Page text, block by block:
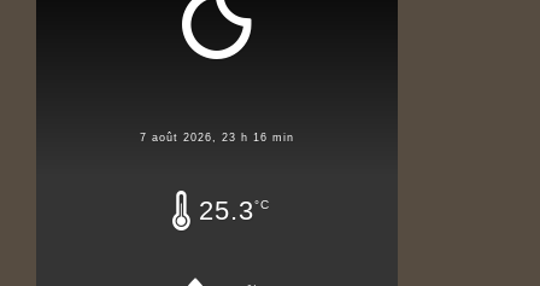
7 août 2026, 23 h 16 min
25.3°C